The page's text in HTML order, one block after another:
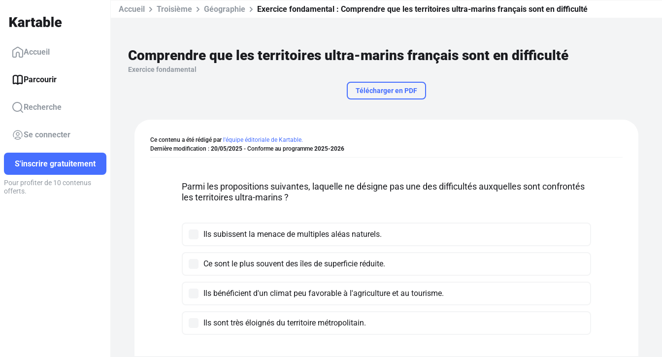
Accueil
Parcourir
Recherche
Se connecter
S'inscrire gratuitement
Pour profiter de 10 contenus
offerts.
Accueil Troisième Géographie Exercice fondamental : Comprendre que les territoires ultra-marins français sont en difficulté
Comprendre que les territoires ultra-marins français sont en difficulté
Exercice fondamental
Télécharger en PDF
Ce contenu a été rédigé par l'équipe éditoriale de Kartable.
Dernière modification : 20/05/2025 - Conforme au programme 2025-2026
Parmi les propositions suivantes, laquelle ne désigne pas une des difficultés auxquelles sont confrontés
les territoires ultra-marins ?
Ils subissent la menace de multiples aléas naturels.
Ce sont le plus souvent des îles de superficie réduite.
Ils bénéficient d'un climat peu favorable à l'agriculture et au tourisme.
Ils sont très éloignés du territoire métropolitain.